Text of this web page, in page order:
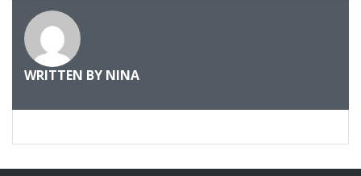
WRITTEN BY NINA